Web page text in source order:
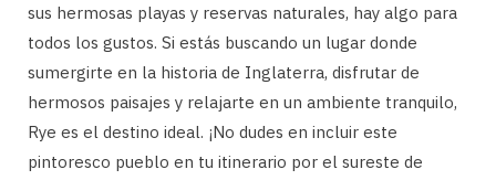
sus hermosas playas y reservas naturales, hay algo para
todos los gustos. Si estás buscando un lugar donde
sumergirte en la historia de Inglaterra, disfrutar de
hermosos paisajes y relajarte en un ambiente tranquilo,
Rye es el destino ideal. ¡No dudes en incluir este
pintoresco pueblo en tu itinerario por el sureste de